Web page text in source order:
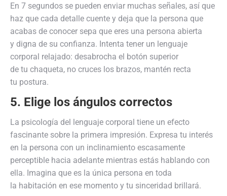
En 7 segundos se pueden enviar muchas señales, así que
haz que cada detalle cuente y deja que la persona que
acabas de conocer sepa que eres una persona abierta
y digna de su confianza. Intenta tener un lenguaje
corporal relajado: desabrocha el botón superior
de tu chaqueta, no cruces los brazos, mantén recta
tu postura.
5. Elige los ángulos correctos
La psicología del lenguaje corporal tiene un efecto
fascinante sobre la primera impresión. Expresa tu interés
en la persona con un inclinamiento escasamente
perceptible hacia adelante mientras estás hablando con
ella. Imagina que es la única persona en toda
la habitación en ese momento y tu sinceridad brillará.